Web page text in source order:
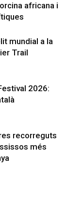
africana i
mundial a la
Trail
2026:
recorreguts
més